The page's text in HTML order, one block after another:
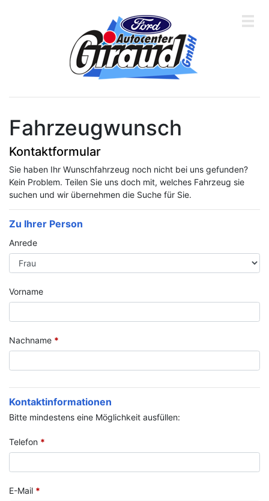
uns
&
Kontakt
Service
&
Werkstatt
Fahrzeuge
Jobs
Karriere
Fahrzeugwunsch
Kontaktformular
Sie haben Ihr Wunschfahrzeug noch nicht bei uns gefunden?
Kein Problem. Teilen Sie uns doch mit, welches Fahrzeug sie
suchen und wir übernehmen die Suche für Sie.
Zu Ihrer Person
Anrede
Vorname
Nachname *
Kontaktinformationen
Bitte mindestens eine Möglichkeit ausfüllen:
Telefon *
E-Mail *